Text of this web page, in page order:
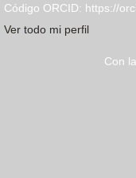
Código ORCID: https://
Ver todo mi perfil
Con